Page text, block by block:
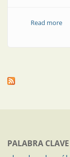
Read more
PALABRA CLAVE